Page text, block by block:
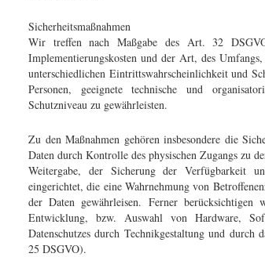
Sicherheitsmaßnahmen
Wir treffen nach Maßgabe des Art. 32
Implementierungskosten und der Art, des
unterschiedlichen Eintrittswahrscheinlichkeit und
Personen, geeignete technische und
Schutzniveau zu gewährleisten.
Zu den Maßnahmen gehören insbesondere die
Daten durch Kontrolle des physischen Zugangs zu
Weitergabe, der Sicherung der Verfügbarkeit
eingerichtet, die eine Wahrnehmung von
der Daten gewährleisen. Ferner berücksichtigen
Entwicklung, bzw. Auswahl von Hardware,
Datenschutzes durch Technikgestaltung und
25 DSGVO).